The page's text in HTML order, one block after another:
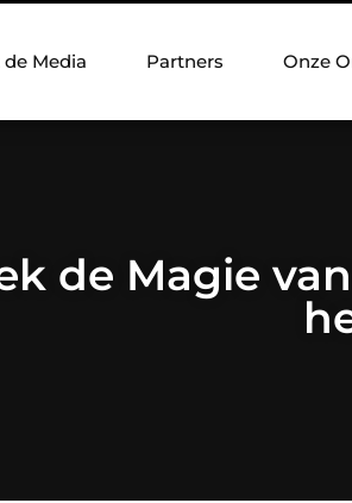
de Media Partners Onze
de Magie